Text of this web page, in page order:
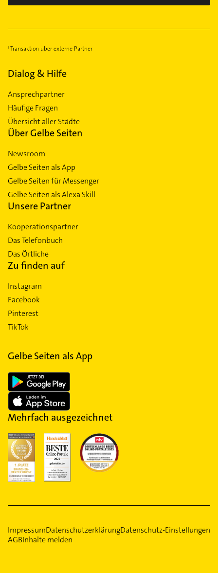
Transaktion über externe Partner
Dialog & Hilfe
Ansprechpartner
Häufige Fragen
Übersicht aller Städte
Über Gelbe Seiten
Newsroom
Gelbe Seiten als App
Gelbe Seiten für Messenger
Gelbe Seiten als Alexa Skill
Unsere Partner
Kooperationspartner
Das Telefonbuch
Das Örtliche
Zu finden auf
Instagram
Facebook
Pinterest
TikTok
Gelbe Seiten als App
Mehrfach ausgezeichnet
ImpressumDatenschutzerklärungDatenschutz-Einstellungen
AGBInhalte melden